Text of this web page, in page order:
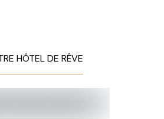
HÔTEL DE RÊVE